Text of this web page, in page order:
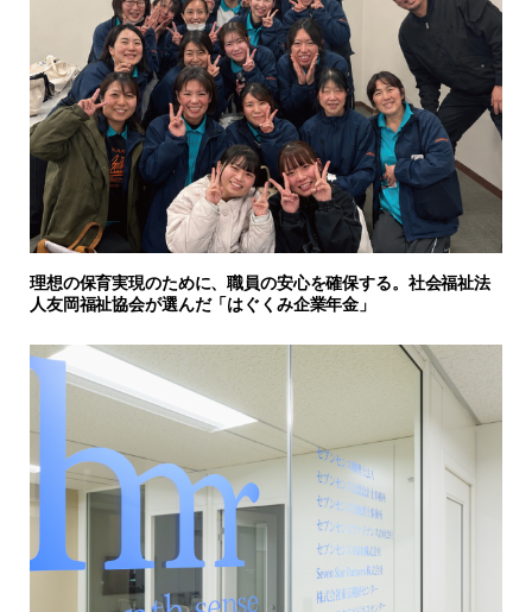
理想の保育実現のために、職員の安心を確保する。社会福祉法
人友岡福祉協会が選んだ「はぐくみ企業年金」